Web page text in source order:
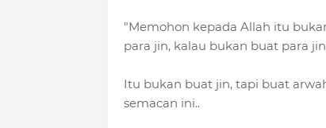
"Memohon kepada Allah itu
para jin, kalau bukan buat para
Itu bukan buat jin, tapi buat
semacan ini..